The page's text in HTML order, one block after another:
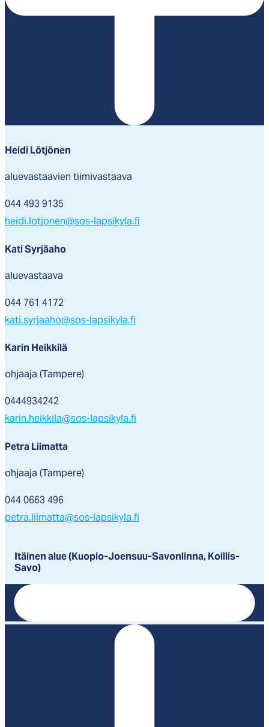
Heidi Lötjönen
aluevastaavien tiimivastaava
044 493 9135
heidi.lotjonen@sos-lapsikyla.fi
Kati Syrjäaho
aluevastaava
044 761 4172
kati.syrjaaho@sos-lapsikyla.fi
Karin Heikkilä
ohjaaja (Tampere)
0444934242
karin.heikkila@sos-lapsikyla.fi
Petra Liimatta
ohjaaja (Tampere)
044 0663 496
petra.liimatta@sos-lapsikyla.fi
Itäinen alue (Kuopio-Joensuu-Savonlinna, Koillis-
Savo)